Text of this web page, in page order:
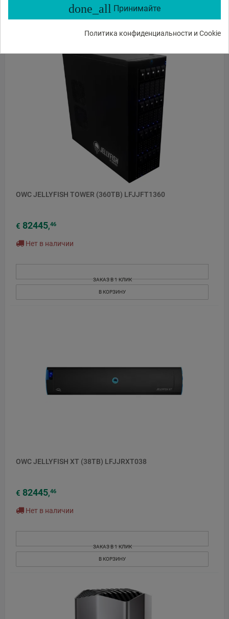
done_all Принимайте
Политика конфиденциальности и Cookie
ЗАКАЗ В 1 КЛИК
OWC JELLYFISH TOWER (360TB) LFJJFT1360
€ 82445,46
Нет в наличии
ЗАКАЗ В 1 КЛИК
В КОРЗИНУ
OWC JELLYFISH XT (38TB) LFJJRXT038
€ 82445,46
Нет в наличии
ЗАКАЗ В 1 КЛИК
В КОРЗИНУ